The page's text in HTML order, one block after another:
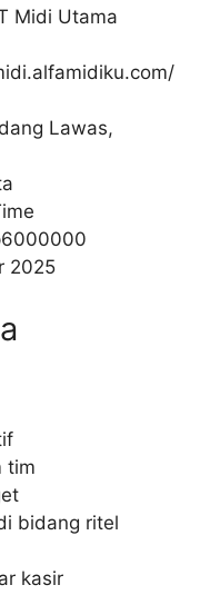
Midi Utama
Lawas,
6000000
2025
tim
bidang ritel
kasir